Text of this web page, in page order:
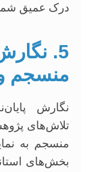
درک عمیق شما
5.
منسجم
نگارش
تلاش‌های
منسجم به
بخش‌های